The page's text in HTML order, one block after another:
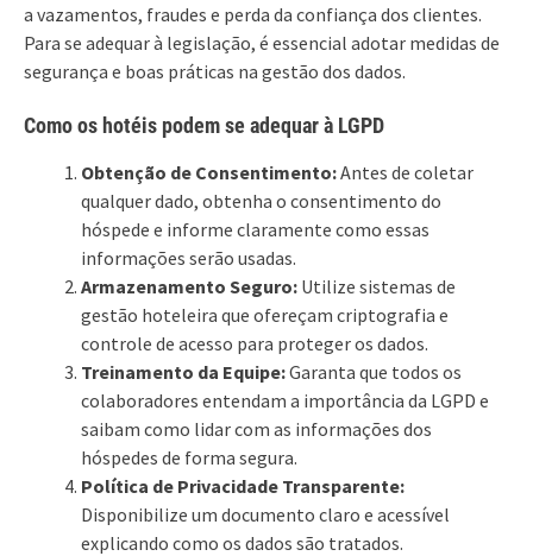
a vazamentos, fraudes e perda da confiança dos clientes.
Para se adequar à legislação, é essencial adotar medidas de
segurança e boas práticas na gestão dos dados.
Como os hotéis podem se adequar à LGPD
Obtenção de Consentimento:Antes de coletar
qualquer dado, obtenha o consentimento do
hóspede e informe claramente como essas
informações serão usadas.
Armazenamento Seguro: Utilize sistemas de
gestão hoteleira que ofereçam criptografia e
controle de acesso para proteger os dados.
Treinamento da Equipe:Garanta que todos os
colaboradores entendam a importância da LGPD e
saibam como lidar com as informações dos
hóspedes de forma segura.
Política de Privacidade Transparente:
Disponibilize um documento claro e acessível
explicando como os dados são tratados.